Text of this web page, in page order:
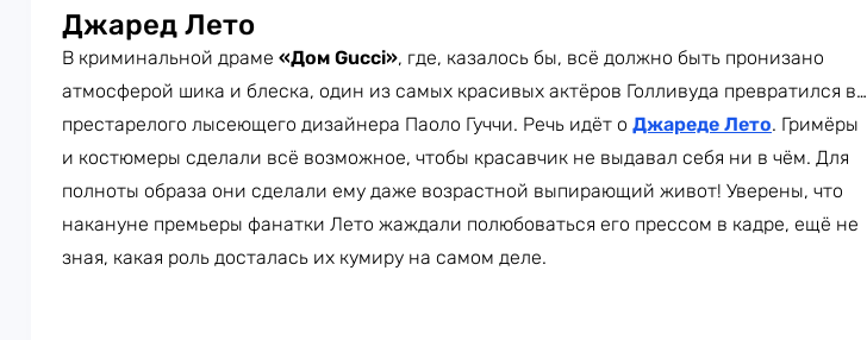
Джаред Лето
В криминальной драме «Дом Gucci», где, казалось бы, всё должно быть пронизано
атмосферой шика и блеска, один из самых красивых актёров Голливуда превратился в…
престарелого лысеющего дизайнера Паоло Гуччи. Речь идёт о Джареде Лето. Гримёры
и костюмеры сделали всё возможное, чтобы красавчик не выдавал себя ни в чём. Для
полноты образа они сделали ему даже возрастной выпирающий живот! Уверены, что
накануне премьеры фанатки Лето жаждали полюбоваться его прессом в кадре, ещё не
зная, какая роль досталась их кумиру на самом деле.